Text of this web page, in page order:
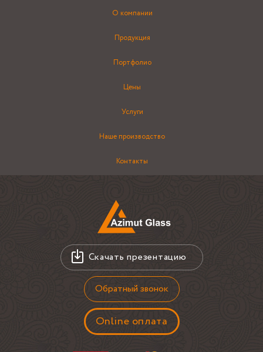
О компании
Продукция
Портфолио
Цены
Услуги
Наше производство
Контакты
Скачать презентацию
Обратный звонок
Online оплата